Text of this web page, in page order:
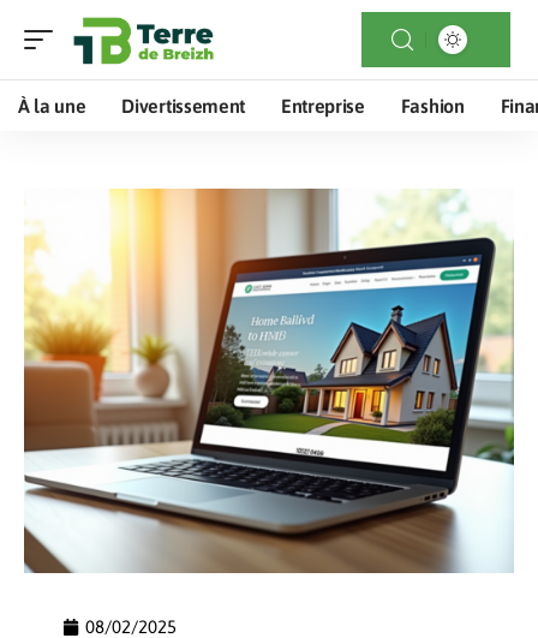
À la une Divertissement Entreprise Fashion
08/02/2025